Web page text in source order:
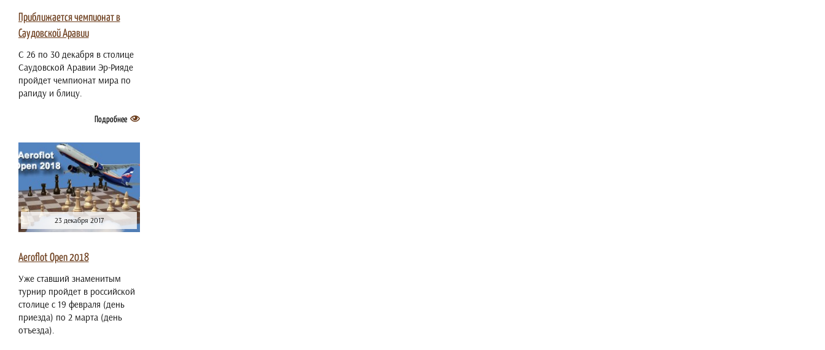
Приближается чемпионат в
Саудовской Аравии
С 26 по 30 декабря в столице
Саудовской Аравии Эр-Рияде
пройдет чемпионат мира по
рапиду и блицу.
Подробнее
23 декабря 2017
Aeroflot Open 2018
Уже ставший знаменитым
турнир пройдет в российской
столице с 19 февраля (день
приезда) по 2 марта (день
отъезда).